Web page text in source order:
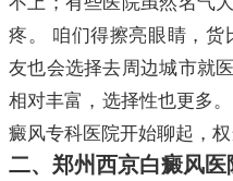
疼。 咱们得擦亮眼睛，货
友也会选择去周边城市就
相对丰富，选择性也更多
癜风专科医院开始聊起，
二、郑州西京白癜风医